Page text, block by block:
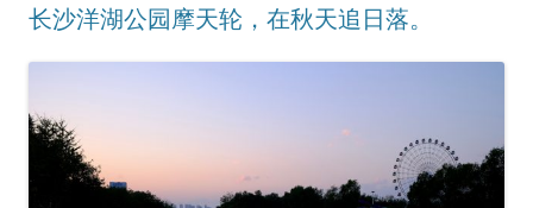
长沙洋湖公园摩天轮，在秋天追日落。